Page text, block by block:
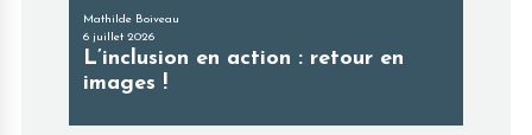
Mathilde Boiveau
6 juillet 2026
L’inclusion en action : retour en
images !